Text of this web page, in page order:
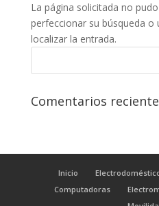
La página solicitada no
perfeccionar su búsqueda o
localizar la entrada.
Comentarios
Inicio
Computadoras